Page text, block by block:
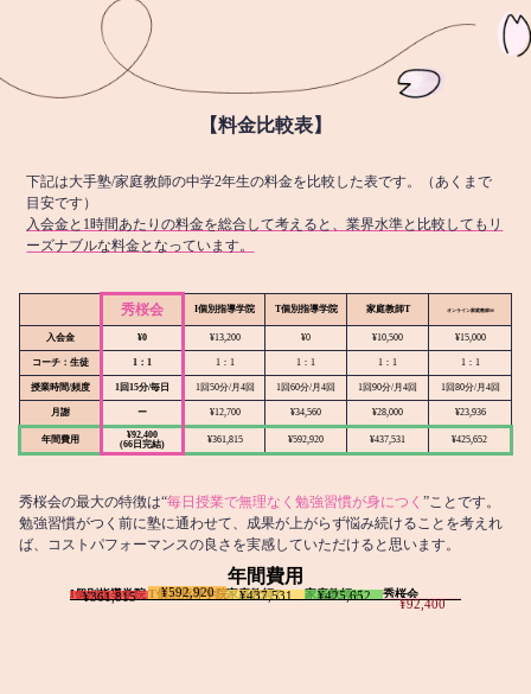
【料金比較表】
下記は大手塾/家庭教師の中学2年生の料金を比較した表です。（あくまで
目安です）
入会金と1時間あたりの料金を総合して考えると、業界水準と比較してもリ
ーズナブルな料金となっています。
秀桜会 I個別指導学院 T個別指導学院 家庭教師T オンライン家庭教師M
入会金 ¥0 ¥13,200 ¥0 ¥10,500 ¥15,000
コーチ：生徒 1：1 1：1 1：1 1：1 1：1
授業時間/頻度 1回15分/毎日 1回50分/月4回 1回60分/月4回 1回90分/月4回 1回80分/月4回
月謝 ー ¥12,700 ¥34,560 ¥28,000 ¥23,936
年間費用
¥92,400
(66日完結)
¥361,815 ¥592,920 ¥437,531 ¥425,652
秀桜会の最大の特徴は“毎日授業で無理なく勉強習慣が身につく ”ことです。
勉強習慣がつく前に塾に通わせて、成果が上がらず悩み続けることを考えれ
ば、コストパフォーマンスの良さを実感していただけると思います。
年間費用
I個別指導学院
¥361,815 T個別指導学院
¥592,920 家庭教師T
¥437,531 家庭教師M
¥425,652 秀桜会
¥92,400